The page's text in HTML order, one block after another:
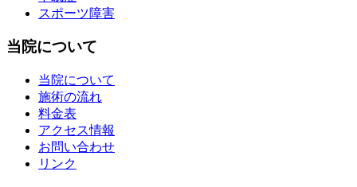
スポーツ障害
当院について
当院について
施術の流れ
料金表
アクセス情報
お問い合わせ
リンク